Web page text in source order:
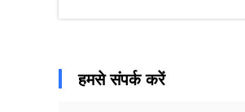
हमसे संपर्क करें